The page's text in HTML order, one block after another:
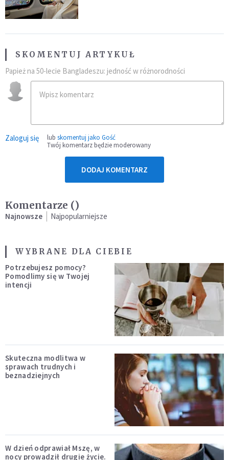
SKOMENTUJ ARTYKUŁ
Papież na 50-lecie Bangladeszu: jedność w różnorodności
Zaloguj się lub skomentuj jako Gość
Twój komentarz będzie moderowany
DODAJ KOMENTARZ
Komentarze ()
Najnowsze Najpopularniejsze
WYBRANE DLA CIEBIE
Potrzebujesz pomocy?
Pomodlimy się w Twojej
intencji
Skuteczna modlitwa w
sprawach trudnych i
beznadziejnych
W dzień odprawiał Mszę, w
nocy prowadził drugie życie.